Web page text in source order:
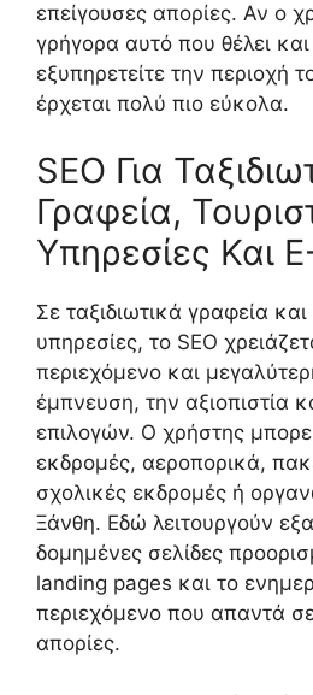
επείγουσες απορίες. Αν ο
γρήγορα αυτό που θέλει και
εξυπηρετείτε την περιοχή
έρχεται πολύ πιο εύκολα.
SEO Για
Γραφεία,
Υπηρεσίες Και
Σε ταξιδιωτικά γραφεία και
υπηρεσίες, το SEO
περιεχόμενο και
έμπνευση, την αξιοπιστία
επιλογών. Ο χρήστης
εκδρομές, αεροπορικά,
σχολικές εκδρομές ή
Ξάνθη. Εδώ λειτουργούν
δομημένες σελίδες
landing pages και το
περιεχόμενο που απαντά
απορίες.